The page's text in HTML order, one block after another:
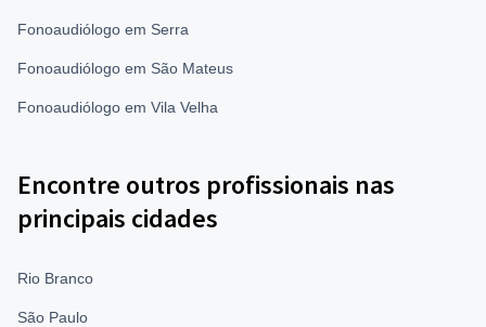
Fonoaudiólogo em Serra
Fonoaudiólogo em São Mateus
Fonoaudiólogo em Vila Velha
Encontre outros profissionais nas
principais cidades
Rio Branco
São Paulo